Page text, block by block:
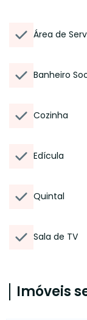
Área de
Banheiro
Cozinha
Edícula
Quintal
Sala de TV
Imóveis